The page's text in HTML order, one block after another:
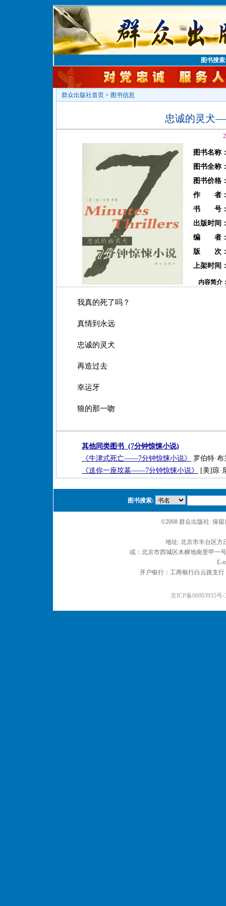
图书搜
群众出版社首页 > 图书信息
忠诚的灵犬
图书名称
图书全称
图书价格
作 者
书 号
出版时间
编 者
版 次
上架时间
内容简介
我真的死了吗？
真情到永远
忠诚的灵犬
再造过去
幸运牙
狼的那一吻
其他同类图书 (7分钟惊悚小说)
《牛津式死亡——7分钟惊悚小说》
罗伯特·
《送你一座坟墓——7分钟惊悚小说》
[美]琼·
图书搜索:
©2008 群众出版社. 保
地址: 北京市丰台区
或：北京市西城区木樨地南里甲一
E-
开户银行：工商银行白云路支
京ICP备06003935号-